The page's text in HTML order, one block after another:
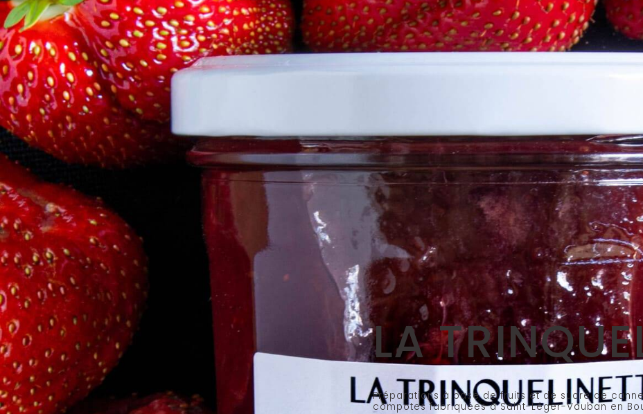
LA
Préparations à base de fruits et de sucre de
compotes fabriquées à Saint-Léger-Vauban en